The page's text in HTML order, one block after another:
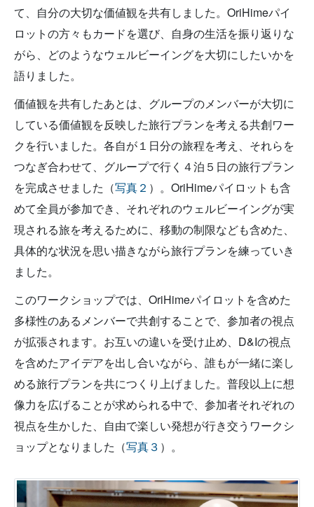
て、自分の大切な価値観を共有しました。OriHimeパイ
ロットの方々もカードを選び、自身の生活を振り返りな
がら、どのようなウェルビーイングを大切にしたいかを
語りました。
価値観を共有したあとは、グループのメンバーが大切に
している価値観を反映した旅行プランを考える共創ワー
クを行いました。各自が１日分の旅程を考え、それらを
つなぎ合わせて、グループで行く４泊５日の旅行プラン
を完成させました（写真２ ）。OriHimeパイロットも含
めて全員が参加でき、それぞれのウェルビーイングが実
現される旅を考えるために、移動の制限なども含めた、
具体的な状況を思い描きながら旅行プランを練っていき
ました。
このワークショップでは、OriHimeパイロットを含めた
多様性のあるメンバーで共創することで、参加者の視点
が拡張されます。お互いの違いを受け止め、D&Iの視点
を含めたアイデアを出し合いながら、誰もが一緒に楽し
める旅行プランを共につくり上げました。普段以上に想
像力を広げることが求められる中で、参加者それぞれの
視点を生かした、自由で楽しい発想が行き交うワークシ
ョップとなりました（写真３ ）。